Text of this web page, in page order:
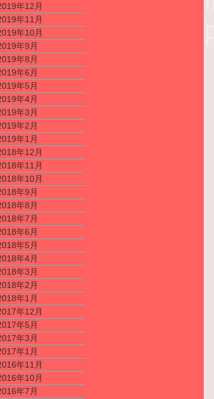
年12月
年11月
年10月
年9月
年8月
年6月
年5月
年4月
年3月
年2月
年1月
年12月
年11月
年10月
年9月
年8月
年7月
年6月
年5月
年4月
年3月
年2月
年1月
年12月
年5月
年3月
年1月
年11月
年10月
年7月